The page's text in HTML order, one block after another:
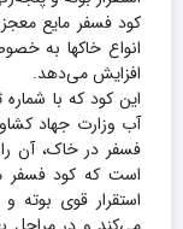
کود فسفر مایع
انواع خاکها به
افزایش می‌دهد.
آب وزارت جهاد
فسفر در خاک، آن را
است که کود فسفر
استقرار قوی